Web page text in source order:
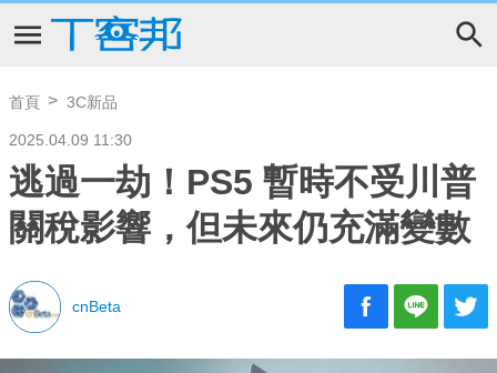
首頁 3C新品
2025.04.09 11:30
逃過一劫！PS5 暫時不受川普
關稅影響，但未來仍充滿變數
cnBeta